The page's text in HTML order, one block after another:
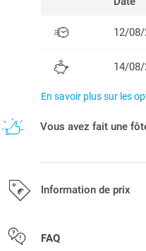
12/
14/
En savoir plus sur les
Vous avez fait une
Information de prix
Tous les prix sont en EURO
FAQ